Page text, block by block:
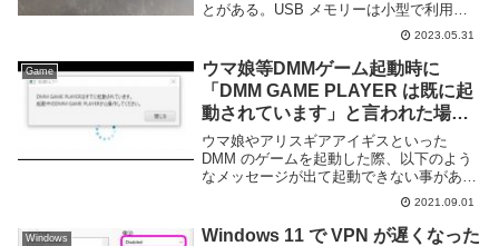
とがある。USB メモリーは小型で利用頻
度が高いため、トラブルが発生する可能性
も高い。USB メモリーが認識されない原
因には様々な種類があり、それぞれ対処方
法...
2023.05.31
Game
ウマ娘等DMMゲーム起動時に
「DMM GAME PLAYER は既に起
動されています」と言われた場合
の対処方法
ウマ娘やアリスギアアイギスといった
DMM のゲームを起動した際、以下のよう
なメッセージが出て起動できない事があ
る。DMM GAME PLAYER のウインドウは
表示されていないにも関わらず、「DMM
GAME PLAYER は既に起動され...
2021.09.01
Windows
Windows 11 で VPN が遅くなった